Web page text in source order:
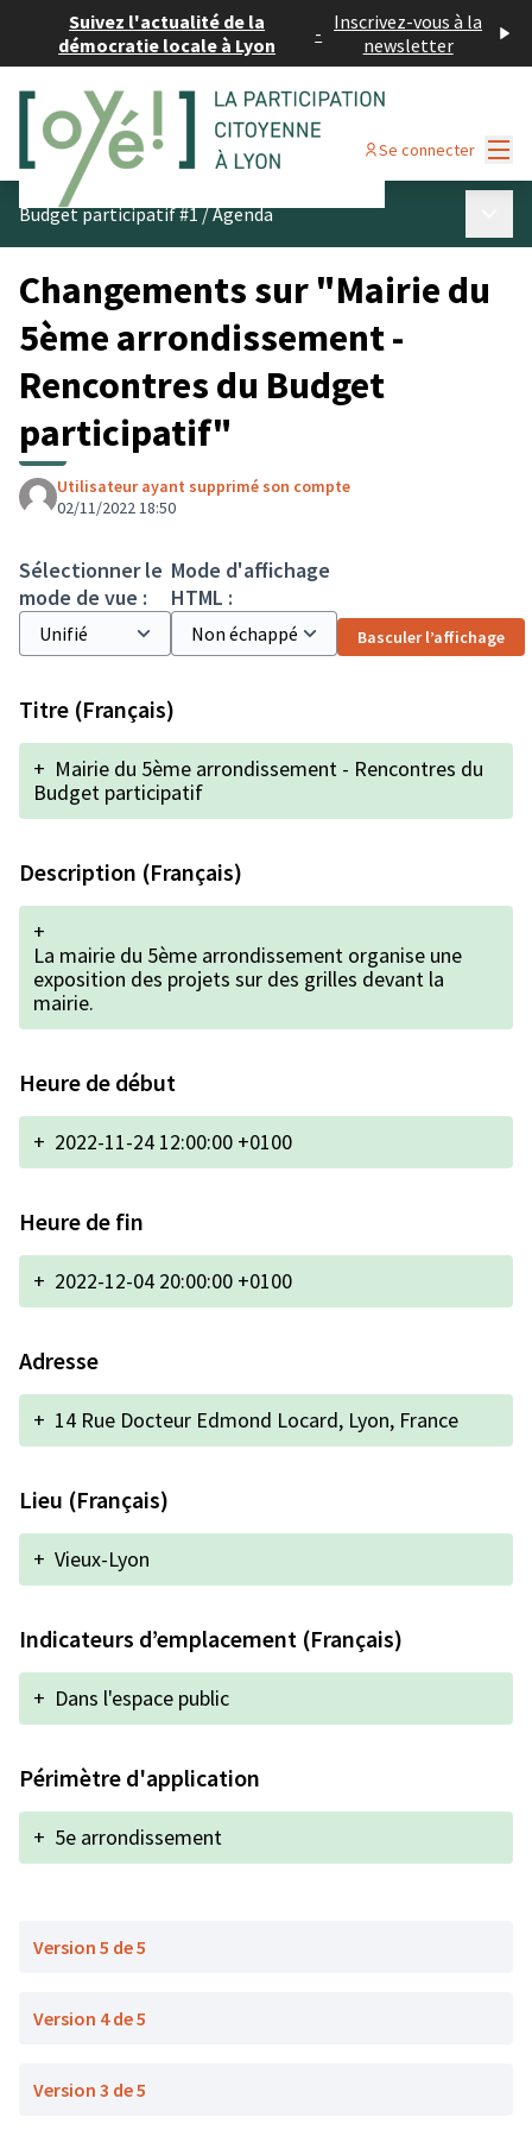
Suivez l'actualité de la
démocratie locale à Lyon
- Inscrivez-vous à la
newsletter
Se connecter
Budget participatif #1/Agenda
Changements sur "Mairie du
5ème arrondissement -
Rencontres du Budget
participatif"
Utilisateur ayant supprimé son compte
02/11/2022 18:50
Sélectionner le
mode de vue :
Mode d'affichage
HTML :
Basculer l’affichage
Titre (Français)
+ Mairie du 5ème arrondissement - Rencontres du
Budget participatif
Description (Français)
+
La mairie du 5ème arrondissement organise une
exposition des projets sur des grilles devant la
mairie.
Heure de début
+ 2022-11-24 12:00:00 +0100
Heure de fin
+ 2022-12-04 20:00:00 +0100
Adresse
+ 14 Rue Docteur Edmond Locard, Lyon, France
Lieu (Français)
+ Vieux-Lyon
Indicateurs d’emplacement (Français)
+ Dans l'espace public
Périmètre d'application
+ 5e arrondissement
Version 5 de 5
Version 4 de 5
Version 3 de 5